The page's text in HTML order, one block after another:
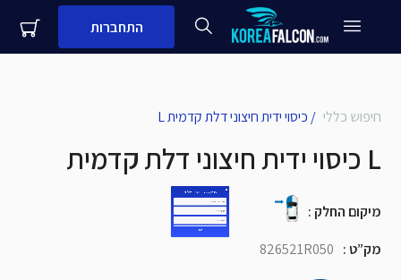
התחברות
שם + שם משפחה
מספר נייד
כיסוי ידית חיצוני דלת קדמית L / חיפוש כללי
כיסוי ידית חיצוני דלת קדמית L
: מיקום החלק
826521R050 :מק”ט